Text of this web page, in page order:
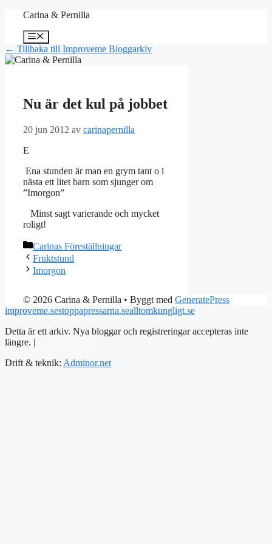
Hoppa
innehåll
Carina & Pernilla
Meny
← Tillbaka till Improveme Bloggarkiv
Nu är det kul på jobbet
20 jun 2012 av carinapernilla
E
Ena stunden är man en grym tant o i
nästa ett litet barn som sjunger om
”Imorgon”
Minst sagt varierande och mycket
roligt!
Kategorier
Carinas Föreställningar
Fruktstund
Imorgon
© 2026 Carina & Pernilla • Byggt med GeneratePress
improveme.sestoppapressarna.sealltomkungligt.se
Detta är ett arkiv. Nya bloggar och registreringar accepteras inte
längre. |
Drift & teknik: Adminor.net